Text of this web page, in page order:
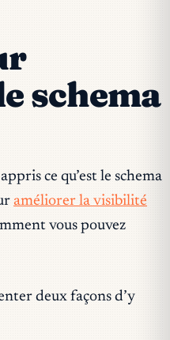
schema
ce qu’est le schema
améliorer la visibilité
vous pouvez
deux façons d’y